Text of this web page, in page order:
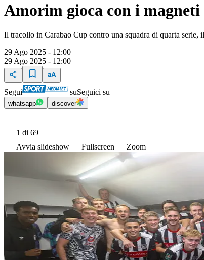
Amorim gioca con i
Il tracollo in Carabao Cup contro una squadra di quarta
29 Ago 2025 - 12:00
29 Ago 2025 - 12:00
Segui suSeguici su
whatsapp discover
1 di 69
Avvia slideshow
Fullscreen Zoom